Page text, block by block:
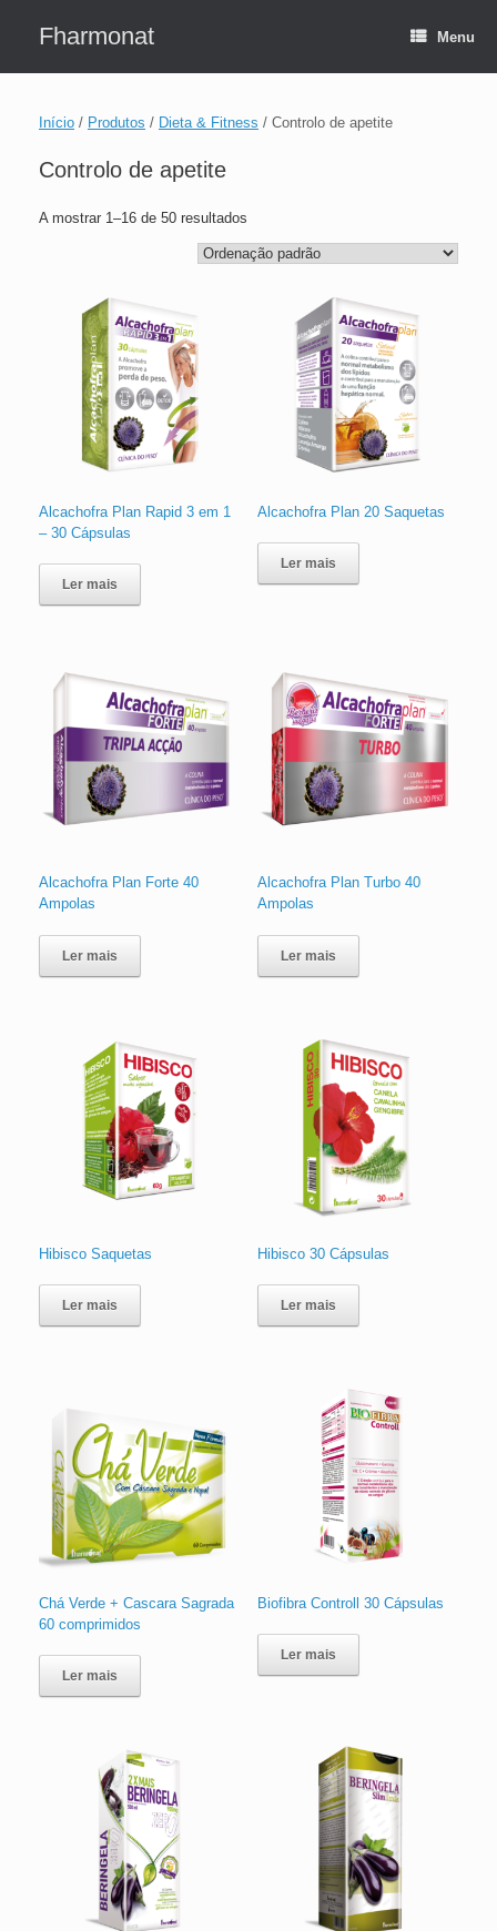
Fharmonat Menu
Início / Produtos / Dieta & Fitness / Controlo de apetite
Controlo de apetite
A mostrar 1–16 de 50 resultados
Alcachofra Plan Rapid 3 em 1
– 30 Cápsulas
Ler mais
Alcachofra Plan 20 Saquetas
Ler mais
Alcachofra Plan Forte 40
Ampolas
Ler mais
Alcachofra Plan Turbo 40
Ampolas
Ler mais
Hibisco Saquetas
Ler mais
Hibisco 30 Cápsulas
Ler mais
Chá Verde + Cascara Sagrada
60 comprimidos
Ler mais
Biofibra Controll 30 Cápsulas
Ler mais